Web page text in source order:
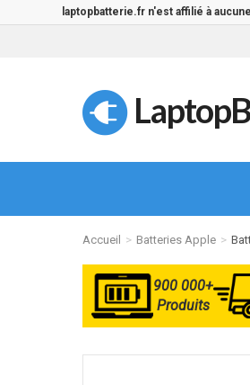
laptopbatterie.fr n'est affilié à
Accueil Batteries Apple
900 000+
Produits